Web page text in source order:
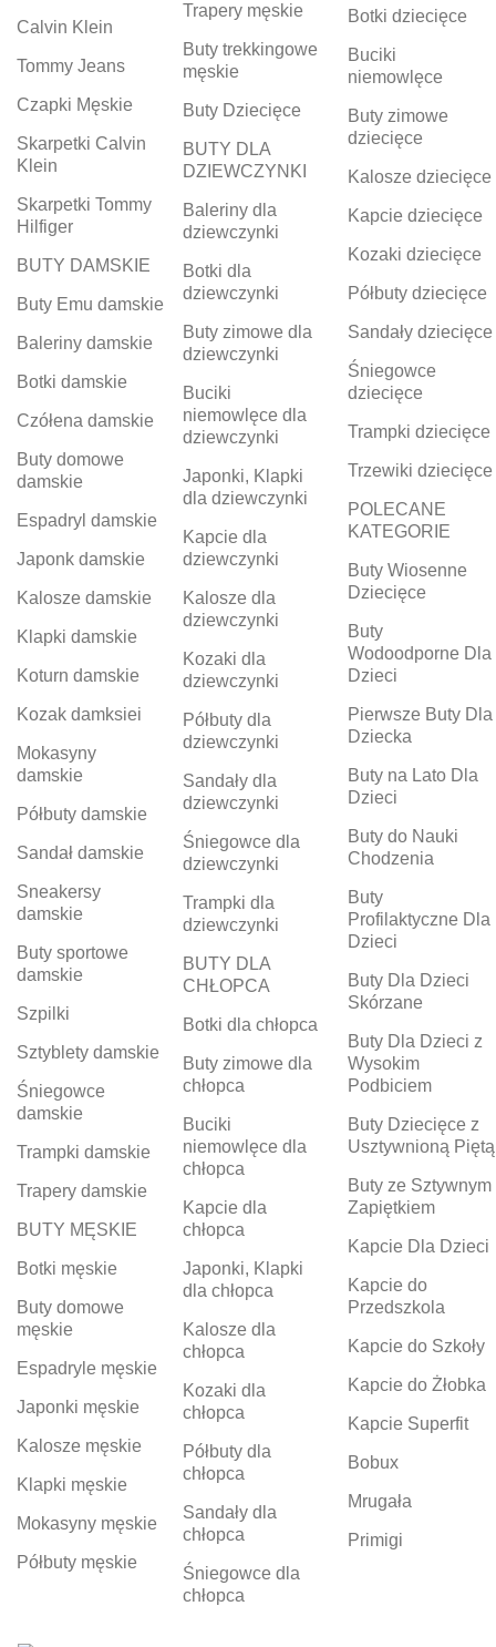
Calvin Klein
Tommy Jeans
Czapki Męskie
Skarpetki Calvin
Klein
Skarpetki Tommy
Hilfiger
BUTY DAMSKIE
Buty Emu damskie
Baleriny damskie
Botki damskie
Czółena damskie
Buty domowe
damskie
Espadryl damskie
Japonk damskie
Kalosze damskie
Klapki damskie
Koturn damskie
Kozak damksiei
Mokasyny
damskie
Półbuty damskie
Sandał damskie
Sneakersy
damskie
Buty sportowe
damskie
Szpilki
Sztyblety damskie
Śniegowce
damskie
Trampki damskie
Trapery damskie
BUTY MĘSKIE
Botki męskie
Buty domowe
męskie
Espadryle męskie
Japonki męskie
Kalosze męskie
Klapki męskie
Mokasyny męskie
Półbuty męskie
Trapery męskie
Buty trekkingowe
męskie
Buty Dziecięce
BUTY DLA
DZIEWCZYNKI
Baleriny dla
dziewczynki
Botki dla
dziewczynki
Buty zimowe dla
dziewczynki
Buciki
niemowlęce dla
dziewczynki
Japonki, Klapki
dla dziewczynki
Kapcie dla
dziewczynki
Kalosze dla
dziewczynki
Kozaki dla
dziewczynki
Półbuty dla
dziewczynki
Sandały dla
dziewczynki
Śniegowce dla
dziewczynki
Trampki dla
dziewczynki
BUTY DLA
CHŁOPCA
Botki dla chłopca
Buty zimowe dla
chłopca
Buciki
niemowlęce dla
chłopca
Kapcie dla
chłopca
Japonki, Klapki
dla chłopca
Kalosze dla
chłopca
Kozaki dla
chłopca
Półbuty dla
chłopca
Sandały dla
chłopca
Śniegowce dla
chłopca
Botki dziecięce
Buciki
niemowlęce
Buty zimowe
dziecięce
Kalosze dziecięce
Kapcie dziecięce
Kozaki dziecięce
Półbuty dziecięce
Sandały dziecięce
Śniegowce
dziecięce
Trampki dziecięce
Trzewiki dziecięce
POLECANE
KATEGORIE
Buty Wiosenne
Dziecięce
Buty
Wodoodporne Dla
Dzieci
Pierwsze Buty Dla
Dziecka
Buty na Lato Dla
Dzieci
Buty do Nauki
Chodzenia
Buty
Profilaktyczne Dla
Dzieci
Buty Dla Dzieci
Skórzane
Buty Dla Dzieci z
Wysokim
Podbiciem
Buty Dziecięce z
Usztywnioną Piętą
Buty ze Sztywnym
Zapiętkiem
Kapcie Dla Dzieci
Kapcie do
Przedszkola
Kapcie do Szkoły
Kapcie do Żłobka
Kapcie Superfit
Bobux
Mrugała
Primigi